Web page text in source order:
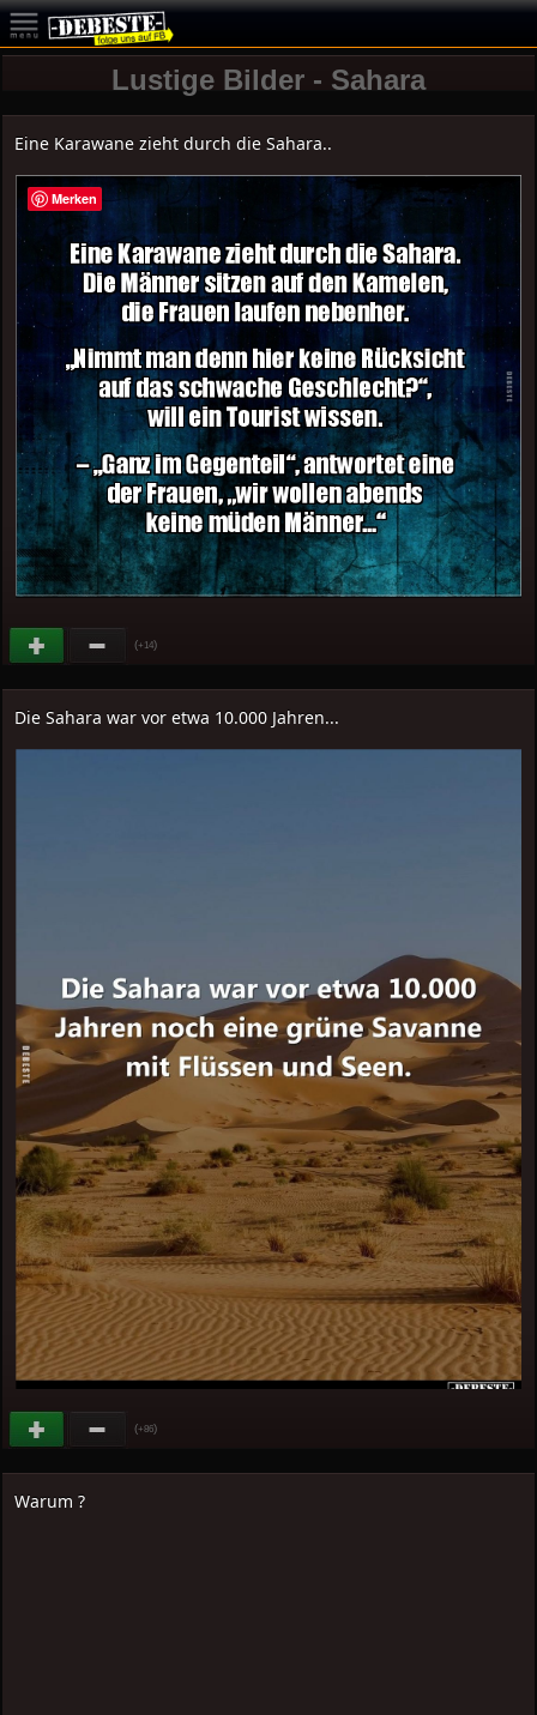
Lustige Bilder - Sahara
Eine Karawane zieht durch die Sahara..
(+14)
Die Sahara war vor etwa 10.000 Jahren...
(+86)
Warum ?
Merken